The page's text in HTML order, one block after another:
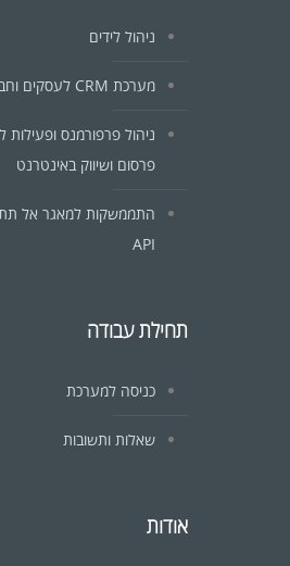
ניהול לידים
מערכת CRM לעסקים וחברות
ניהול פרפורמנס ופעילות
פרסום ושיווק באינטרנט
התממשקות למאגר אל
API
תחילת עבודה
כניסה למערכת
שאלות ותשובות
אודות